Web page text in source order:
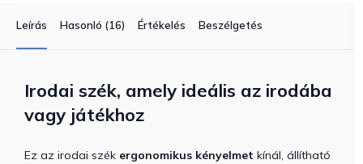
Leírás Hasonló (16) Értékelés Beszélgetés
Irodai szék, amely ideális az irodába
vagy játékhoz
Ez az irodai szék ergonomikus kényelmet kínál, állítható